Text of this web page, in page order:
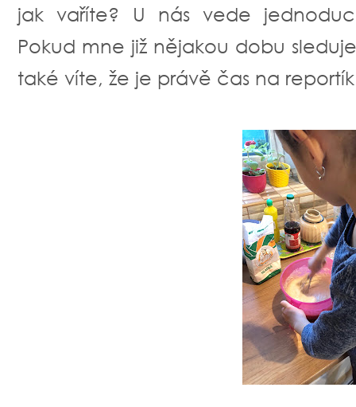
jak vaříte? U nás vede
Pokud mne již nějakou dobu
také víte, že je právě čas na